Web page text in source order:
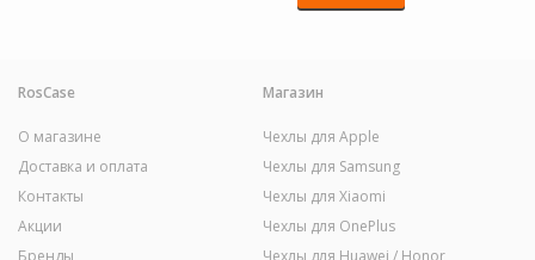
RosCase
О магазине
Доставка и оплата
Контакты
Акции
Бренды
Магазин
Чехлы для Apple
Чехлы для Samsung
Чехлы для Xiaomi
Чехлы для OnePlus
Чехлы для Huawei / Honor